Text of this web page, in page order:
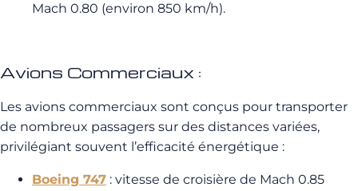
Mach 0.80 (environ 850 km/h).
Avions Commerciaux :
Les avions commerciaux sont conçus pour transporter
de nombreux passagers sur des distances variées,
privilégiant souvent l’efficacité énergétique :
Boeing 747 : vitesse de croisière de Mach 0.85